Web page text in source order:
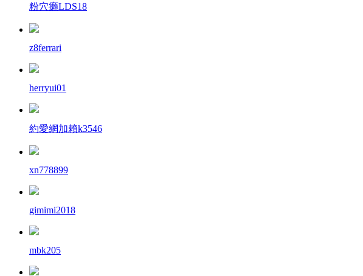
粉穴癩LDS18
z8ferrari
herryui01
約愛網加賴k3546
xn778899
gimimi2018
mbk205